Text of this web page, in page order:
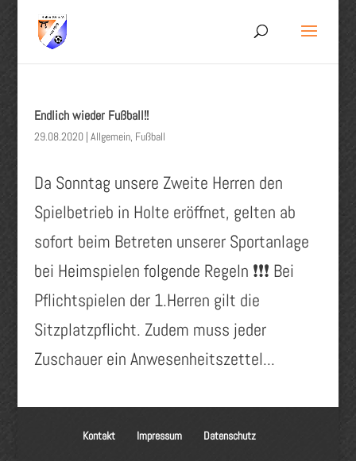
Endlich wieder Fußball!!
29.08.2020| Allgemein, Fußball
Da Sonntag unsere Zweite Herren den
Spielbetrieb in Holte eröffnet, gelten ab
sofort beim Betreten unserer Sportanlage
bei Heimspielen folgende Regeln ❗❗❗ Bei
Pflichtspielen der 1.Herren gilt die
Sitzplatzpflicht. Zudem muss jeder
Zuschauer ein Anwesenheitszettel...
Kontakt Impressum Datenschutz